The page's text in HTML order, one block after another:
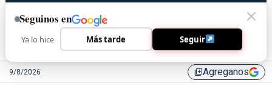
9/8/2026 library_addAgreganos
Seguinos en
Ya lo hice Más tarde Seguir